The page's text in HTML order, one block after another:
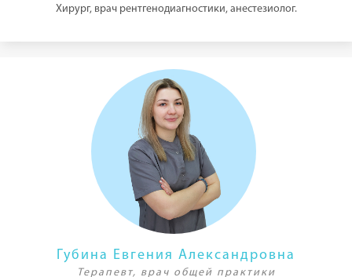
Хирург, врач рентгенодиагностики, анестезиолог.
Губина Евгения Александровна
Терапевт, врач общей практики